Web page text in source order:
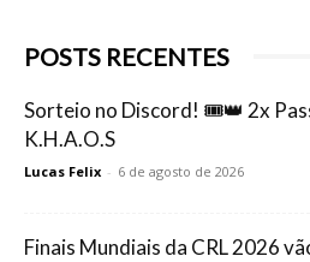
POSTS RECENTES
Sorteio no Discord! 🎟️👑 2x
K.H.A.O.S
Lucas Felix - 6 de agosto de 2026
Finais Mundiais da CRL 2026